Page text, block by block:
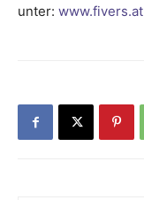
unter: www.fivers.at